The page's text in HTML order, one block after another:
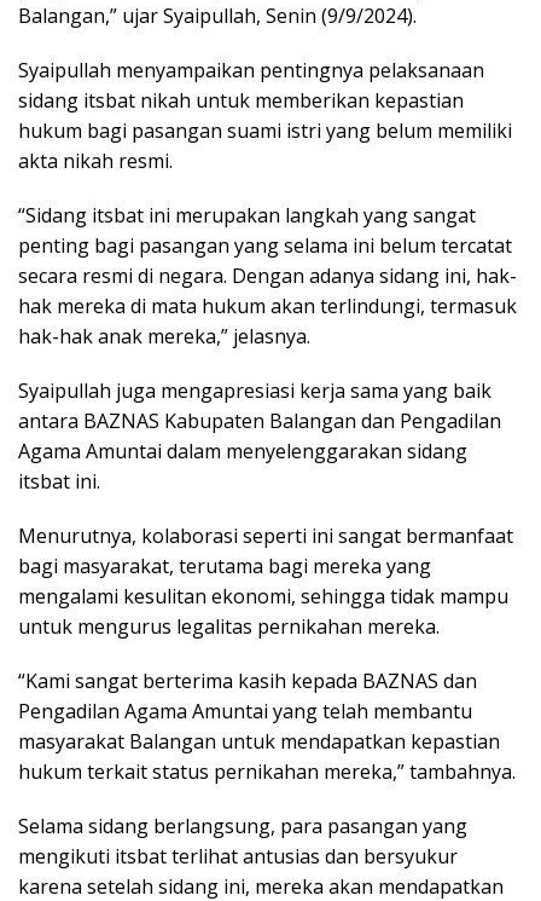
Balangan,” ujar Syaipullah, Senin (9/9/2024).
Syaipullah menyampaikan pentingnya pelaksanaan
sidang itsbat nikah untuk memberikan kepastian
hukum bagi pasangan suami istri yang belum memiliki
akta nikah resmi.
“Sidang itsbat ini merupakan langkah yang sangat
penting bagi pasangan yang selama ini belum tercatat
secara resmi di negara. Dengan adanya sidang ini, hak-
hak mereka di mata hukum akan terlindungi, termasuk
hak-hak anak mereka,” jelasnya.
Syaipullah juga mengapresiasi kerja sama yang baik
antara BAZNAS Kabupaten Balangan dan Pengadilan
Agama Amuntai dalam menyelenggarakan sidang
itsbat ini.
Menurutnya, kolaborasi seperti ini sangat bermanfaat
bagi masyarakat, terutama bagi mereka yang
mengalami kesulitan ekonomi, sehingga tidak mampu
untuk mengurus legalitas pernikahan mereka.
“Kami sangat berterima kasih kepada BAZNAS dan
Pengadilan Agama Amuntai yang telah membantu
masyarakat Balangan untuk mendapatkan kepastian
hukum terkait status pernikahan mereka,” tambahnya.
Selama sidang berlangsung, para pasangan yang
mengikuti itsbat terlihat antusias dan bersyukur
karena setelah sidang ini, mereka akan mendapatkan